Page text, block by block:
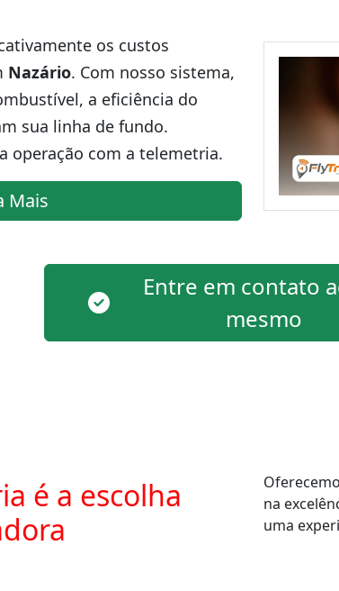
os custos
Nazário. Com nosso sistema,
a eficiência do
sua linha de fundo.
operação com a telemetria.
Mais
Entre em contato
mesmo
é a escolha
na
uma